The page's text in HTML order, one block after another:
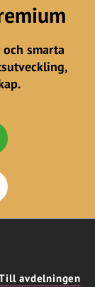
smarta
avdelningen